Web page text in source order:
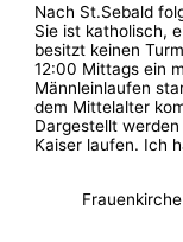
Nach St.Sebald
Sie ist katholisch,
besitzt keinen
12:00 Mittags ein
Männleinlaufen
dem Mittelalter
Dargestellt
Kaiser laufen. Ich